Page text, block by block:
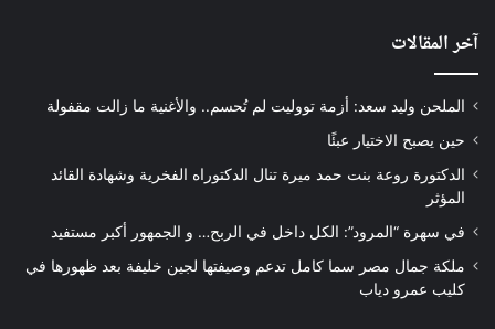
آخر المقالات
الملحن وليد سعد: أزمة تووليت لم تُحسم.. والأغنية ما زالت مقفولة
حين يصبح الاختيار عبئًا
الدكتورة روعة بنت حمد ميرة تنال الدكتوراه الفخرية وشهادة القائد
المؤثر
في سهرة “المرود”: الكل داخل في الربح… و الجمهور أكبر مستفيد
ملكة جمال مصر سما كامل تدعم وصيفتها لجين خليفة بعد ظهورها في
كليب عمرو دياب